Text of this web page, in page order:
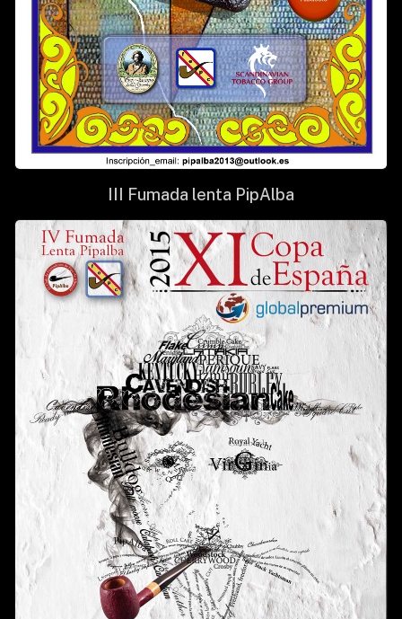
III Fumada lenta PipAlba